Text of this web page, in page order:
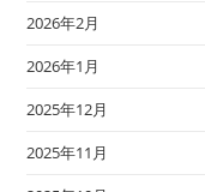
2026年2月
2026年1月
2025年12月
2025年11月